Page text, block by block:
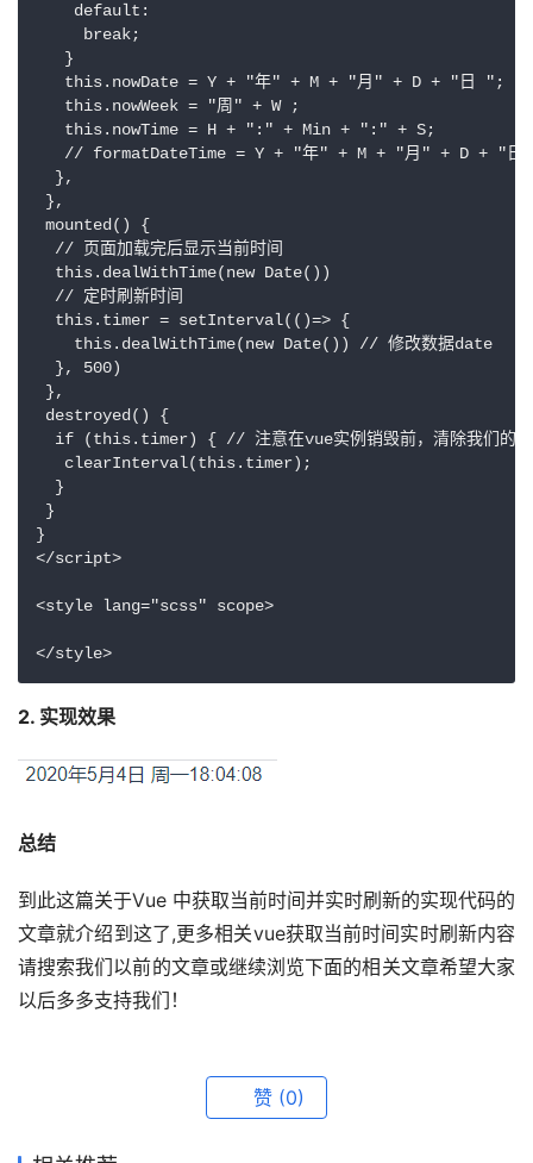
    default:
     break;
   }
   this.nowDate = Y + "年" + M + "月" + D + "日 ";
   this.nowWeek = "周" + W ;
   this.nowTime = H + ":" + Min + ":" + S;
// formatDateTime = Y + "年" + M + "月" + D + "
  },
},
mounted() {
  // 页面加载完后显示当前时间
  this.dealWithTime(new Date())
  // 定时刷新时间
  this.timer = setInterval(()=> {
    this.dealWithTime(new Date()) // 修改数据date
  }, 500)
},
destroyed() {
if (this.timer) { // 注意在vue实例销毁前，清除我们的
   clearInterval(this.timer);
  }
}
}
</script>
<style lang="scss" scope>
</style>
2. 实现效果
总结
到此这篇关于Vue 中获取当前时间并实时刷新的实现代码的
文章就介绍到这了,更多相关vue获取当前时间实时刷新内容
请搜索我们以前的文章或继续浏览下面的相关文章希望大家
以后多多支持我们！
赞 (0)